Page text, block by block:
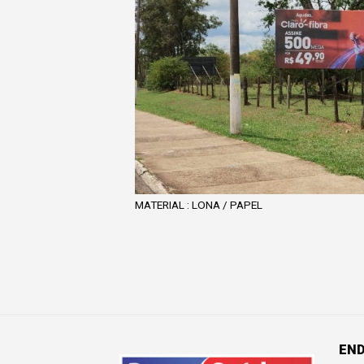
MATERIAL : LONA / PAPEL